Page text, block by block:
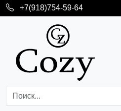
+7(918)754-59-64